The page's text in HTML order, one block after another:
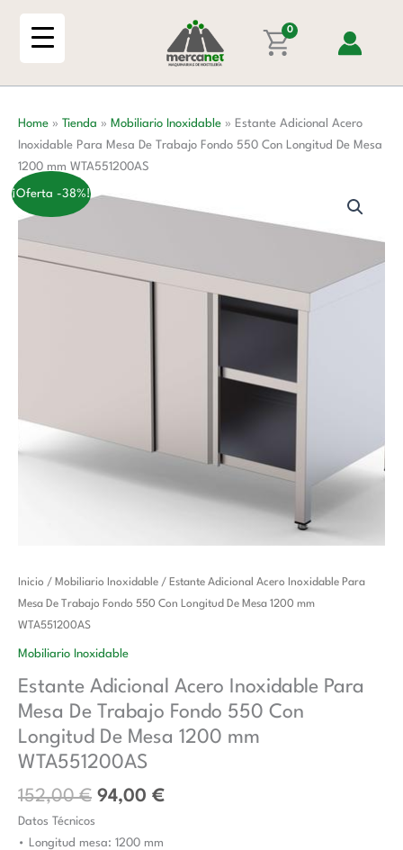
0
Home » Tienda » Mobiliario Inoxidable » Estante Adicional Acero
Inoxidable Para Mesa De Trabajo Fondo 550 Con Longitud De Mesa
1200 mm WTA551200AS
¡Oferta -38%!
Inicio / Mobiliario Inoxidable / Estante Adicional Acero Inoxidable Para
Mesa De Trabajo Fondo 550 Con Longitud De Mesa 1200 mm
WTA551200AS
Mobiliario Inoxidable
Estante Adicional Acero Inoxidable Para
Mesa De Trabajo Fondo 550 Con
Longitud De Mesa 1200 mm
WTA551200AS
152,00€
El
precio
era:
94,00 €
El
precio
Datos Técnicos
• Longitud mesa: 1200 mm
Estante
Adicional
Acero
Inoxidable
Mesa
De
Trabajo
Fondo
Con
Longitud
De
Para
Mesa
De
Fondo
550
Con
Longitud
De
1200